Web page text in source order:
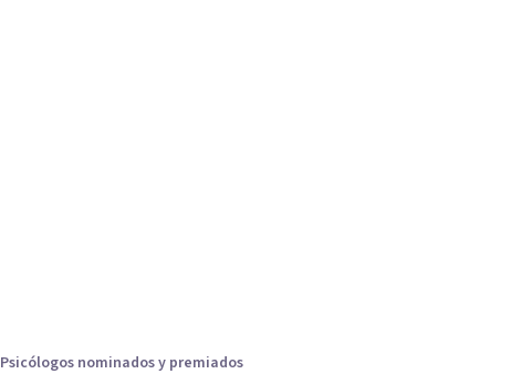
Psicólogos nominados y premiados